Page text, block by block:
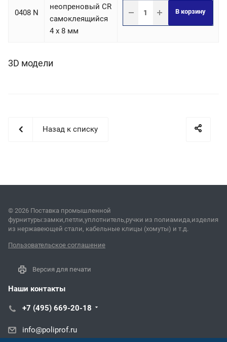
0408 N
неопреновый CR
самоклеящийся
4 х 8 мм
В корзину
3D модели
Назад к списку
© 2026 Поставка промышленной
фурнитуры:замки,петли,уплотнитель,ручки из полиамида,изделия
из нержавеющей стали, кабельные клицы (хомуты) и т.д.
Пользовательское соглашение
Версия для печати
Наши контакты
+7 (495) 669-20-18
info@poliprof.ru